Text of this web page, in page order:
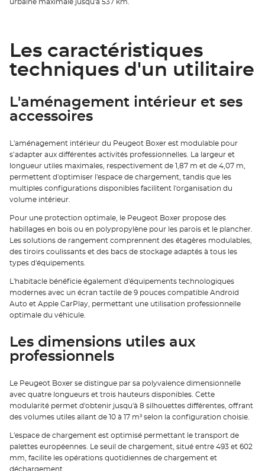
urbaine maximale jusqu'à 537 km.
Les caractéristiques
techniques d'un utilitaire
L'aménagement intérieur et ses
accessoires
L'aménagement intérieur du Peugeot Boxer est modulable pour
s’adapter aux différentes activités professionnelles. La largeur et
longueur utiles maximales, respectivement de 1,87 m et de 4,07 m,
permettent d'optimiser l'espace de chargement, tandis que les
multiples configurations disponibles facilitent l'organisation du
volume intérieur.
Pour une protection optimale, le Peugeot Boxer propose des
habillages en bois ou en polypropylène pour les parois et le plancher.
Les solutions de rangement comprennent des étagères modulables,
des tiroirs coulissants et des bacs de stockage adaptés à tous les
types d'équipements.
L'habitacle bénéficie également d'équipements technologiques
modernes avec un écran tactile de 9 pouces compatible Android
Auto et Apple CarPlay, permettant une utilisation professionnelle
optimale du véhicule.
Les dimensions utiles aux
professionnels
Le Peugeot Boxer se distingue par sa polyvalence dimensionnelle
avec quatre longueurs et trois hauteurs disponibles. Cette
modularité permet d'obtenir jusqu'à 8 silhouettes différentes, offrant
des volumes utiles allant de 10 à 17 m³ selon la configuration choisie.
L'espace de chargement est optimisé permettant le transport de
palettes européennes. Le seuil de chargement, situé entre 493 et 602
mm, facilite les opérations quotidiennes de chargement et
déchargement.